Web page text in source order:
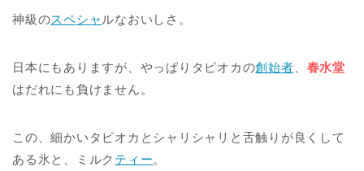
神級のスペシャ ルなおいしさ。
日本にもありますが、やっぱりタピオカの創始者
春水堂
はだれにも負けません。
この、細かいタピオカとシャリシャリと舌触りが良くして
ある氷と、ミルク ティー。